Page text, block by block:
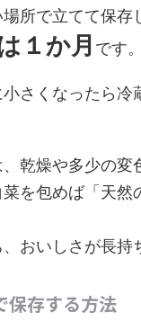
所で立てて保存
１か月 です。
さくなったら冷
乾燥や多少の変
を包めば「天然
おいしさが長持
保存する方法